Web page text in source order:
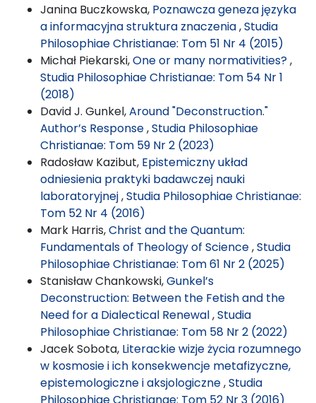
Janina Buczkowska, Poznawcza geneza języka
a informacyjna struktura znaczenia,Studia
Philosophiae Christianae: Tom 51 Nr 4 (2015)
Michał Piekarski,One or many normativities?,
Studia Philosophiae Christianae: Tom 54 Nr 1
(2018)
David J. Gunkel,Around "Deconstruction."
Author’s Response,Studia Philosophiae
Christianae: Tom 59 Nr 2 (2023)
Radosław Kazibut, Epistemiczny układ
odniesienia praktyki badawczej nauki
laboratoryjnej,Studia Philosophiae Christianae:
Tom 52 Nr 4 (2016)
Mark Harris,Christ and the Quantum:
Fundamentals of Theology of Science,Studia
Philosophiae Christianae: Tom 61 Nr 2 (2025)
Stanisław Chankowski,Gunkel’s
Deconstruction: Between the Fetish and the
Need for a Dialectical Renewal,Studia
Philosophiae Christianae: Tom 58 Nr 2 (2022)
Jacek Sobota, Literackie wizje życia rozumnego
w kosmosie i ich konsekwencje metafizyczne,
epistemologiczne i aksjologiczne,Studia